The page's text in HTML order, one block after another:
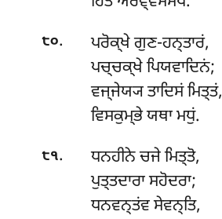
੮੦.
ਪਰੋਕ੍ਖੇ ਗੁਣ-ਹਨ੍ਤਾਰਂ,
ਪਚ੍ਚਕ੍ਖੇ ਪਿਯਵਾਦਿਨਂ;
ਵਜ੍ਜੇਯ੍ਯਤਾਦਿਸਂ ਮਿਤ੍ਤਂ,
ਵਿਸਕੁਮ੍ਭੇ ਯਥਾ ਮਧੁਂ.
੮੧.
ਧਨਹੀਨੇ ਚਜੇ ਮਿਤ੍ਤੋ,
ਪੁਤ੍ਤਦਾਰਾ ਸਹੋਦਰਾ;
ਧਨਵਨ੍ਤਂਵ ਸੇਵਨ੍ਤਿ,